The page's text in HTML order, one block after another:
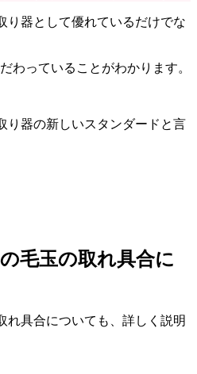
り器として優れているだけでな
わっていることがわかります。
り器の新しいスタンダードと言
毛玉の取れ具合に
れ具合についても、詳しく説明